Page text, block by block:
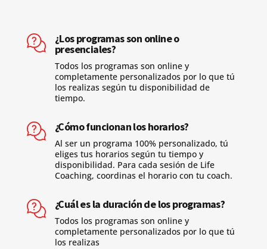
¿Los programas son online o
presenciales?
Todos los programas son online y
completamente personalizados por lo que tú
los realizas según tu disponibilidad de
tiempo.
¿Cómo funcionan los horarios?
Al ser un programa 100% personalizado, tú
eliges tus horarios según tu tiempo y
disponibilidad. Para cada sesión de Life
Coaching, coordinas el horario con tu coach.
¿Cuál es la duración de los programas?
Todos los programas son online y
completamente personalizados por lo que tú
los realizas